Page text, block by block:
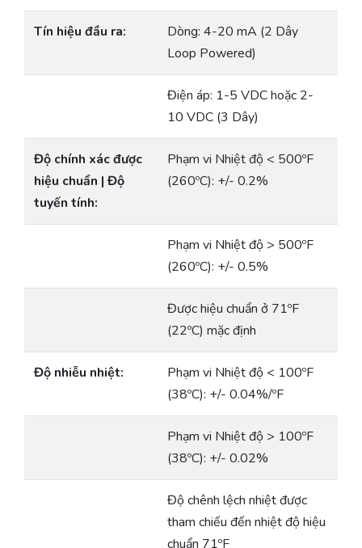
Tín hiệu đầu ra:
Dòng: 4-20 mA (2 Dây
Loop Powered)
Điện áp: 1-5 VDC hoặc 2-
10 VDC (3 Dây)
Độ chính xác được
hiệu chuẩn | Độ
tuyến tính:
Phạm vi Nhiệt độ < 500ºF
(260ºC): +/- 0.2%
Phạm vi Nhiệt độ > 500ºF
(260ºC): +/- 0.5%
Được hiệu chuẩn ở 71ºF
(22ºC) mặc định
Độ nhiễu nhiệt:
Phạm vi Nhiệt độ < 100ºF
(38ºC): +/- 0.04%/ºF
Phạm vi Nhiệt độ > 100ºF
(38ºC): +/- 0.02%
Độ chênh lệch nhiệt được
tham chiếu đến nhiệt độ hiệu
chuẩn 71ºF